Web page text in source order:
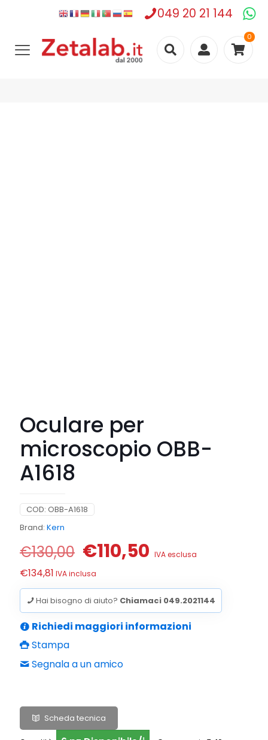
049 20 21 144
0
Oculare per
microscopio OBB-
A1618
COD: OBB-A1618
Brand: Kern
€130,00 Il
prezzo
originale
era:
€130,00.
€110,50 Il
attuale
è:
€110,50.
IVA esclusa
€134,81 IVA inclusa
Hai bisogno di aiuto? Chiamaci 049.2021144
Richiedi maggiori informazioni
Stampa
Segnala a un amico
Scheda tecnica